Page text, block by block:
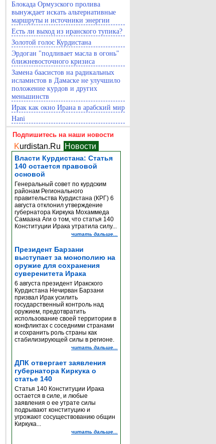
Блокада Ормузского пролива
вынуждает искать альтернативные
маршруты и источники энергии
Есть ли выход из иранского тупика?
Золотой голос Курдистана
Эрдоган "подливает масла в огонь"
ближневосточного кризиса
Замена баасистов на радикальных
исламистов в Дамаске не улучшило
положение курдов и других
меньшинств
Ирак как окно Ирана в арабский мир
Hani
Подпишитесь на наши новости
Kurdistan.Ru Новости
Власти Курдистана: Статья
140 остается правовой
основой
Генеральный совет по курдским
районам Регионального
правительства Курдистана (КРГ) 6
августа отклонил утверждение
губернатора Киркука Мохаммеда
Самаана Аги о том, что статья 140
Конституции Ирака утратила силу...
читать дальше...
Президент Барзани
выступает за монополию на
оружие для сохранения
суверенитета Ирака
6 августа президент Иракского
Курдистана Нечирван Барзани
призвал Ирак усилить
государственный контроль над
оружием, предотвратить
использование своей территории в
конфликтах с соседними странами
и сохранить роль страны как
стабилизирующей силы в регионе.
читать дальше...
ДПК отвергает заявления
губернатора Киркука о
статье 140
Статья 140 Конституции Ирака
остается в силе, и любые
заявления о ее утрате силы
подрывают конституцию и
угрожают сосуществованию общин
Киркука...
читать дальше...